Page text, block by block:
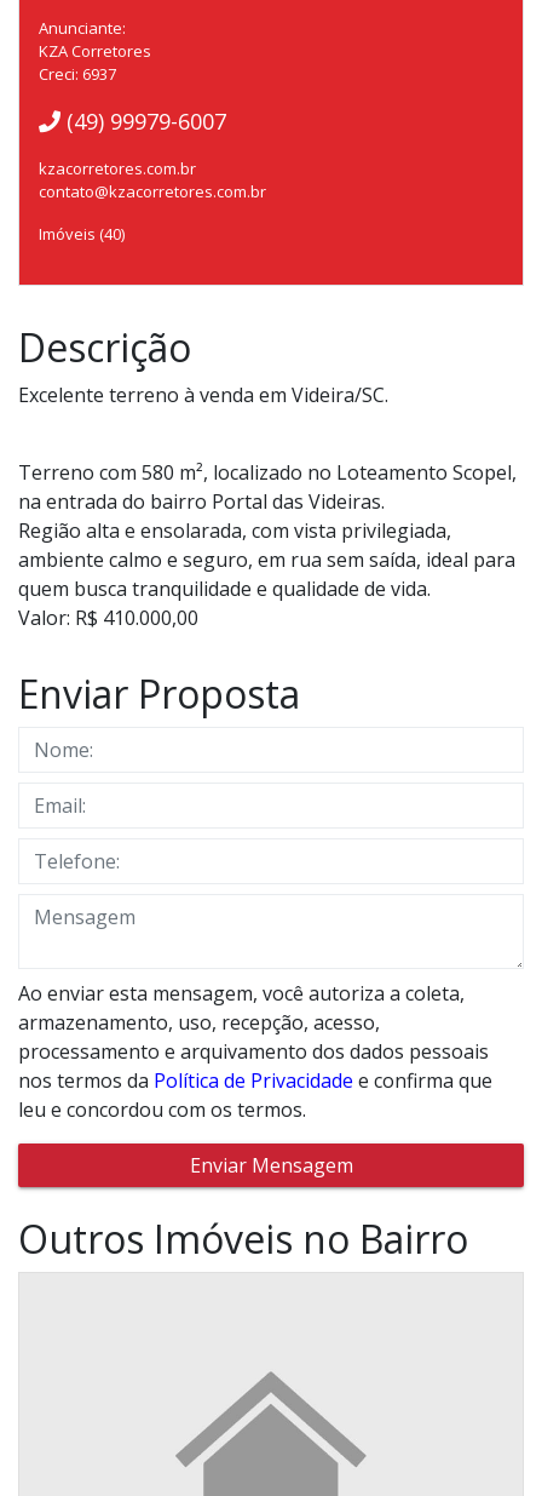
Anunciante:
KZA Corretores
Creci: 6937
(49) 99979-6007
kzacorretores.com.br
contato@kzacorretores.com.br
Imóveis (40)
Descrição
Excelente terreno à venda em Videira/SC.
Terreno com 580 m², localizado no Loteamento Scopel,
na entrada do bairro Portal das Videiras.
Região alta e ensolarada, com vista privilegiada,
ambiente calmo e seguro, em rua sem saída, ideal para
quem busca tranquilidade e qualidade de vida.
Valor: R$ 410.000,00
Enviar Proposta
Ao enviar esta mensagem, você autoriza a coleta,
armazenamento, uso, recepção, acesso,
processamento e arquivamento dos dados pessoais
nos termos da Política de Privacidade e confirma que
leu e concordou com os termos.
Enviar Mensagem
Outros Imóveis no Bairro